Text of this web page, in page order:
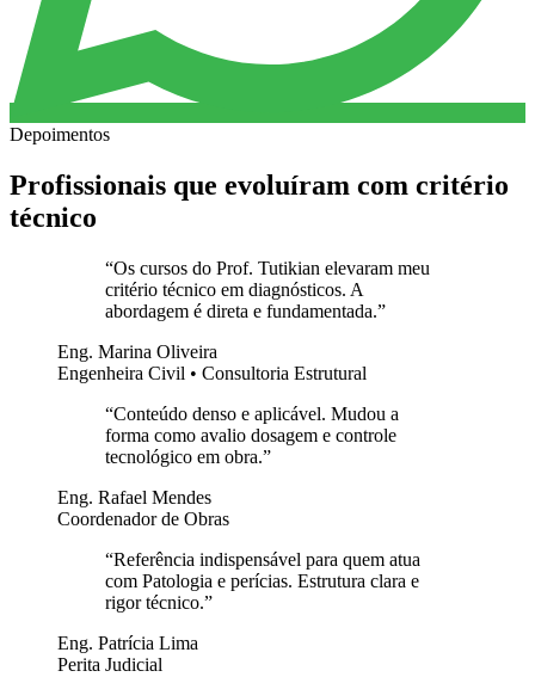
Depoimentos
Profissionais que evoluíram com critério
técnico
“Os cursos do Prof. Tutikian elevaram meu
critério técnico em diagnósticos. A
abordagem é direta e fundamentada.”
Eng. Marina Oliveira
Engenheira Civil • Consultoria Estrutural
“Conteúdo denso e aplicável. Mudou a
forma como avalio dosagem e controle
tecnológico em obra.”
Eng. Rafael Mendes
Coordenador de Obras
“Referência indispensável para quem atua
com Patologia e perícias. Estrutura clara e
rigor técnico.”
Eng. Patrícia Lima
Perita Judicial